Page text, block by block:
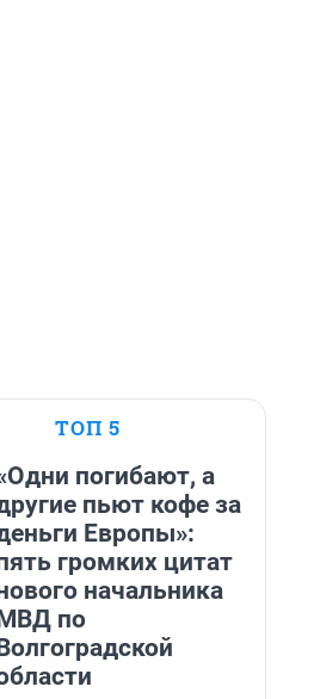
ТОП 5
погибают, а
пьют кофе за
Европы»:
громких цитат
начальника
по